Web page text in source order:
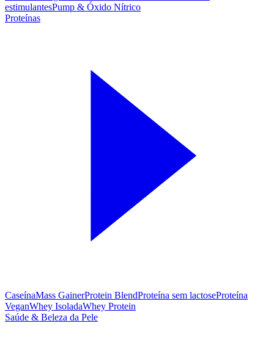
estimulantesPump & Óxido Nítrico
Proteínas
CaseínaMass GainerProtein BlendProteína sem lactoseProteína
VeganWhey IsoladaWhey Protein
Saúde & Beleza da Pele